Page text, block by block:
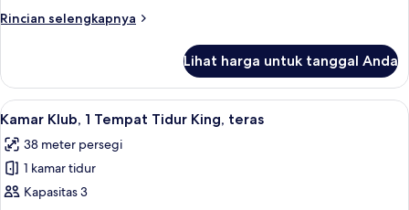
Tidur
Rincian selengkapnya
Rincian
Kamar
Klub,
2
Tidur
Twin
Lihat harga untuk tanggal Anda
Lihat
semua
foto
untuk
Kamar
Kamar Klub, 1 Tempat Tidur King,
10
Kamar Klub, 1 Tempat Tidur King, teras
38 meter persegi
1 kamar tidur
Kapasitas 3